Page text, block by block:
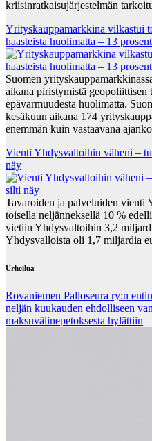
kriisinratkaisujärjestelmän
Yrityskauppamarkkina vilkastui
haasteista huolimatta – 13
Suomen
aikana piristymistä geopoliittisen
epävarmuudesta huolimatta.
kesäkuun aikana 174
enemmän kuin vastaavana
Vienti Yhdysvaltoihin väheni –
näy
Tavaroiden ja palveluiden vienti
toisella neljänneksellä 10 %
vietiin Yhdysvaltoihin 3,2
Yhdysvalloista oli 1,7 miljardia
Urheilua
Rovaniemen Palloseura ry:n
neljän kuu­kau­den eh­dol­li­seen
mak­su­vä­li­ne­pe­tok­ses­ta hy­lät­tiin